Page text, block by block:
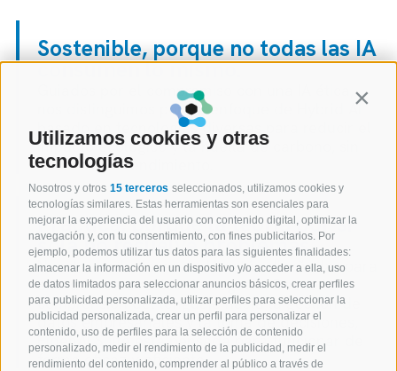
Utilizamos cookies y otras
tecnologías
Nosotros y otros 15 terceros seleccionados, utilizamos cookies y
tecnologías similares. Estas herramientas son esenciales para
mejorar la experiencia del usuario con contenido digital, optimizar la
navegación y, con tu consentimiento, con fines publicitarios. Por
ejemplo, podemos utilizar tus datos para las siguientes finalidades:
almacenar la información en un dispositivo y/o acceder a ella, uso
de datos limitados para seleccionar anuncios básicos, crear perfiles
para publicidad personalizada, utilizar perfiles para seleccionar la
publicidad personalizada, crear un perfil para personalizar el
contenido, uso de perfiles para la selección de contenido
personalizado, medir el rendimiento de la publicidad, medir el
rendimiento del contenido, comprender al público a través de
Sostenible, porque no todas las IA
consumen lo mismo.
Guiados por el compromiso con una IA ética,
nos distinguimos por un enfoque de Hybrid AI
basado en tecnologías diversas para reducir el
impacto ecológico y la huella de carbono, sin
sacrificar el rendimiento.
Práctica, porque la teoría por sí
sola no resuelve problemas.
Nuestras soluciones de IA están diseñadas para
abordar retos reales de negocio. Desde la
comprensión del lenguaje hasta la gestión de
datos empresariales y la toma de decisiones,
EidenAI Suite está pensada para funcionar de
forma eficaz y eficiente.